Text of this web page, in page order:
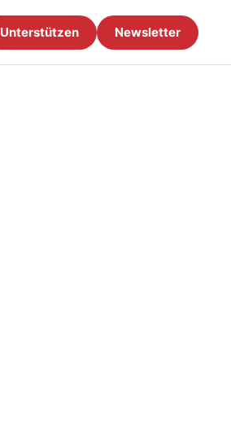
Unterstützen Newsletter